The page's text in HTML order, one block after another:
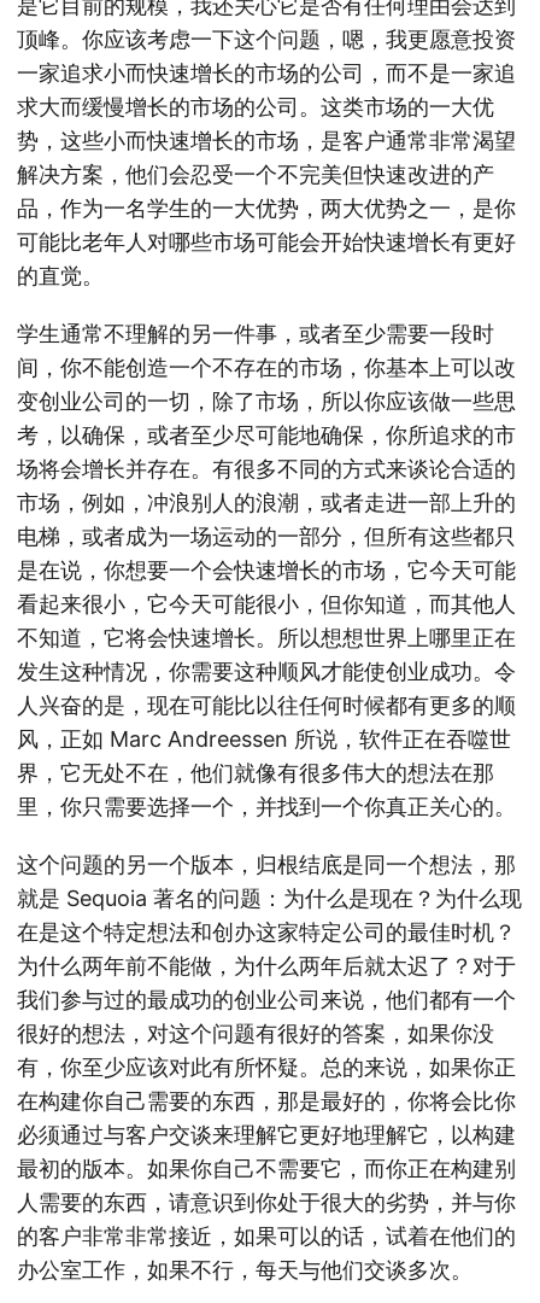
是它目前的规模，我还关心它是否有任何理由会达到
顶峰。你应该考虑一下这个问题，嗯，我更愿意投资
一家追求小而快速增长的市场的公司，而不是一家追
求大而缓慢增长的市场的公司。这类市场的一大优
势，这些小而快速增长的市场，是客户通常非常渴望
解决方案，他们会忍受一个不完美但快速改进的产
品，作为一名学生的一大优势，两大优势之一，是你
可能比老年人对哪些市场可能会开始快速增长有更好
的直觉。
学生通常不理解的另一件事，或者至少需要一段时
间，你不能创造一个不存在的市场，你基本上可以改
变创业公司的一切，除了市场，所以你应该做一些思
考，以确保，或者至少尽可能地确保，你所追求的市
场将会增长并存在。有很多不同的方式来谈论合适的
市场，例如，冲浪别人的浪潮，或者走进一部上升的
电梯，或者成为一场运动的一部分，但所有这些都只
是在说，你想要一个会快速增长的市场，它今天可能
看起来很小，它今天可能很小，但你知道，而其他人
不知道，它将会快速增长。所以想想世界上哪里正在
发生这种情况，你需要这种顺风才能使创业成功。令
人兴奋的是，现在可能比以往任何时候都有更多的顺
风，正如 Marc Andreessen 所说，软件正在吞噬世
界，它无处不在，他们就像有很多伟大的想法在那
里，你只需要选择一个，并找到一个你真正关心的。
这个问题的另一个版本，归根结底是同一个想法，那
就是 Sequoia 著名的问题：为什么是现在？为什么现
在是这个特定想法和创办这家特定公司的最佳时机？
为什么两年前不能做，为什么两年后就太迟了？对于
我们参与过的最成功的创业公司来说，他们都有一个
很好的想法，对这个问题有很好的答案，如果你没
有，你至少应该对此有所怀疑。总的来说，如果你正
在构建你自己需要的东西，那是最好的，你将会比你
必须通过与客户交谈来理解它更好地理解它，以构建
最初的版本。如果你自己不需要它，而你正在构建别
人需要的东西，请意识到你处于很大的劣势，并与你
的客户非常非常接近，如果可以的话，试着在他们的
办公室工作，如果不行，每天与他们交谈多次。